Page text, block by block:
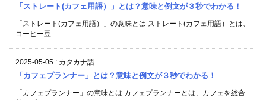
「ストレート(カフェ用語）」とは？意味と例文が３秒でわかる！
「ストレート(カフェ用語）」の意味とは ストレート(カフェ用語）とは、
コーヒー豆 ...
2025-05-05 : カタカナ語
「カフェプランナー」とは？意味と例文が３秒でわかる！
「カフェプランナー」の意味とは カフェプランナーとは、カフェを総合